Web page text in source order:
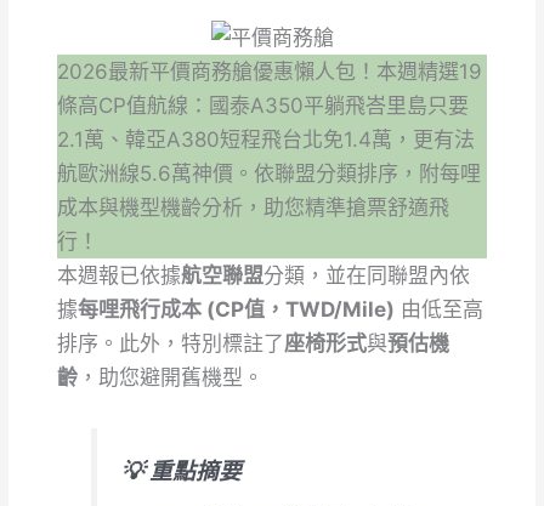
2026最新平價商務艙優惠懶人包！本週精選19
條高CP值航線：國泰A350平躺飛峇里島只要
2.1萬、韓亞A380短程飛台北免1.4萬，更有法
航歐洲線5.6萬神價。依聯盟分類排序，附每哩
成本與機型機齡分析，助您精準搶票舒適飛
行！
本週報已依據航空聯盟分類，並在同聯盟內依
據每哩飛行成本 (CP值，TWD/Mile) 由低至高
排序。此外，特別標註了座椅形式與預估機
齡，助您避開舊機型。
💡 重點摘要